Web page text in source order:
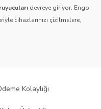
devreye giriyor. Engo,
cihazlarınızı çizilmelere,
tecrübesi ve teknolojiye
Kolaylığı